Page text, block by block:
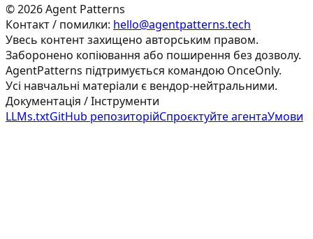
©2026Agent Patterns
Контакт / помилки: hello@agentpatterns.tech
Увесь контент захищено авторським правом.
Заборонено копіювання або поширення без дозволу.
AgentPatterns підтримується командою OnceOnly.
Усі навчальні матеріали є вендор-нейтральними.
Документація / Інструменти
LLMs.txtGitHub репозиторійСпроєктуйте агентаУмови